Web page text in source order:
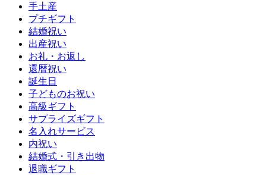
手土産
プチギフト
結婚祝い
出産祝い
お礼・お返し
還暦祝い
誕生日
子どものお祝い
高級ギフト
サプライズギフト
名入れサービス
内祝い
結婚式・引き出物
退職ギフト